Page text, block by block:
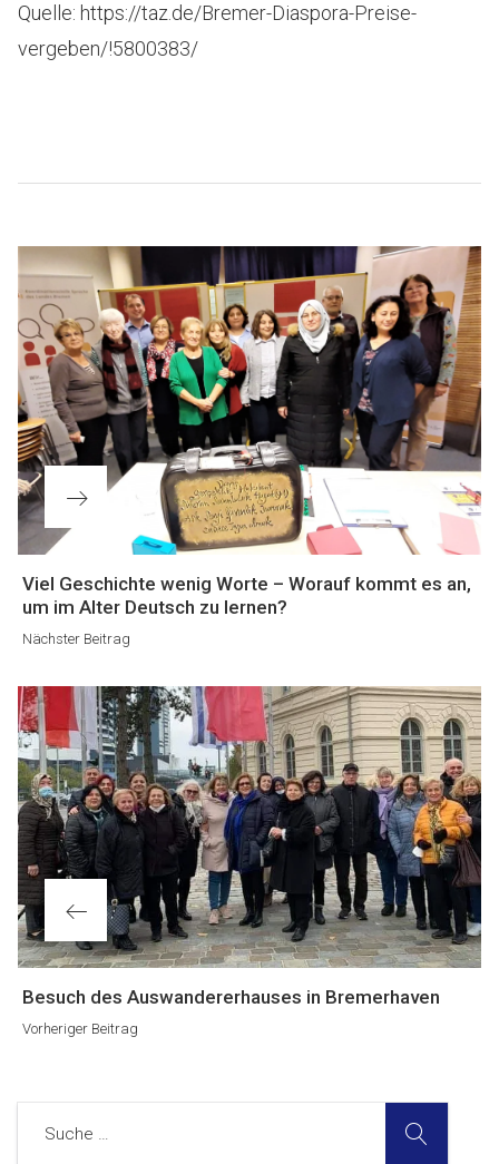
Quelle: https://taz.de/Bremer-Diaspora-Preise-
vergeben/!5800383/
Nächster
Beitrag
Viel Geschichte wenig Worte – Worauf kommt es an,
um im Alter Deutsch zu lernen?
Nächster Beitrag
Vorheriger
Beitrag
Besuch des Auswandererhauses in Bremerhaven
Vorheriger Beitrag